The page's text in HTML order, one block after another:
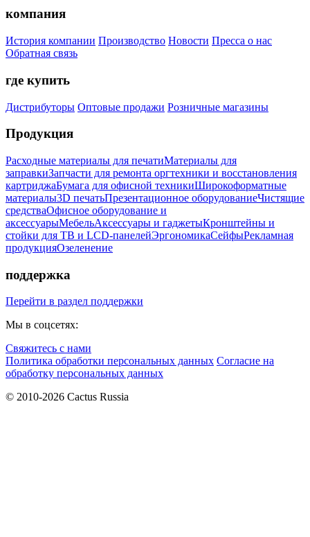
компания
История компании Производство Новости Пресса о нас
Обратная связь
где купить
Дистрибуторы Оптовые продажи Розничные магазины
Продукция
Расходные материалы для печатиМатериалы для
заправкиЗапчасти для ремонта оргтехники и восстановления
картриджаБумага для офисной техникиШирокоформатные
материалы3D печатьПрезентационное оборудованиеЧистящие
средстваОфисное оборудование и
аксессуарыМебельАксессуары и гаджетыКронштейны и
стойки для ТВ и LCD-панелейЭргономикаСейфыРекламная
продукцияОзеленение
поддержка
Перейти в раздел поддержки
Мы в соцсетях:
Свяжитесь с нами
Политика обработки персональных данных Согласие на
обработку персональных данных
© 2010-2026 Cactus Russia